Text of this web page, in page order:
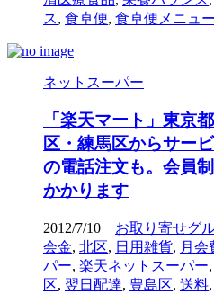
ス, 食卓便, 食卓便メニュー
ネットスーパー
「楽天マート」東京
区・練馬区からサー
の電話注文も。会員
かかります
2012/7/10 お取り寄せグ
会金, 北区, 日用雑貨, 月会
パー, 楽天ネットスーパー,
区, 翌日配達, 豊島区, 送料,